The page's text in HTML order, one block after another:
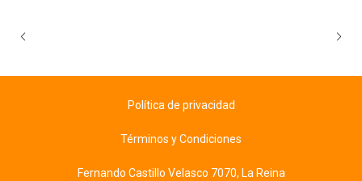
Política de privacidad
Términos y Condiciones
Fernando Castillo Velasco 7070, La Reina